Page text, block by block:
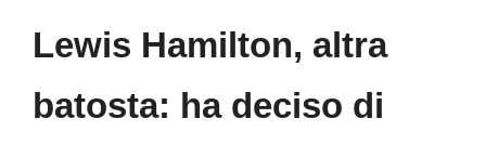
Lewis Hamilton, altra
batosta: ha deciso di